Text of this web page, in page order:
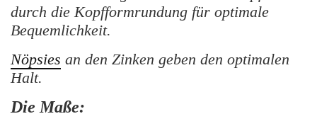
durch die Kopfformrundung für optimale
Bequemlichkeit.
Nöpsies an den Zinken geben den optimalen
Halt.
Die Maße: